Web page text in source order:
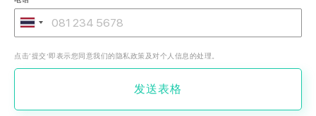
点击‘提交’即表示您同意我们的隐私政策及对个人信息的处理。
发送表格